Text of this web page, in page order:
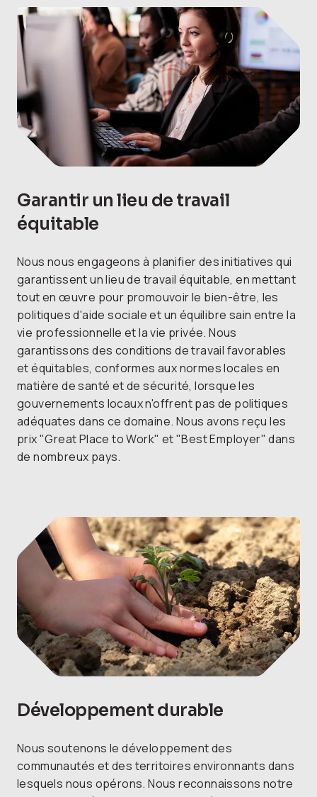
Garantir un lieu de travail
équitable
Nous nous engageons à planifier des initiatives qui
garantissent un lieu de travail équitable, en mettant
tout en œuvre pour promouvoir le bien-être, les
politiques d'aide sociale et un équilibre sain entre la
vie professionnelle et la vie privée. Nous
garantissons des conditions de travail favorables
et équitables, conformes aux normes locales en
matière de santé et de sécurité, lorsque les
gouvernements locaux n'offrent pas de politiques
adéquates dans ce domaine. Nous avons reçu les
prix "Great Place to Work" et "Best Employer" dans
de nombreux pays.
Développement durable
Nous soutenons le développement des
communautés et des territoires environnants dans
lesquels nous opérons. Nous reconnaissons notre